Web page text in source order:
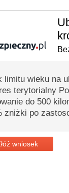
limitu wieku na
terytorialny
do 500
zniżki po
wniosek